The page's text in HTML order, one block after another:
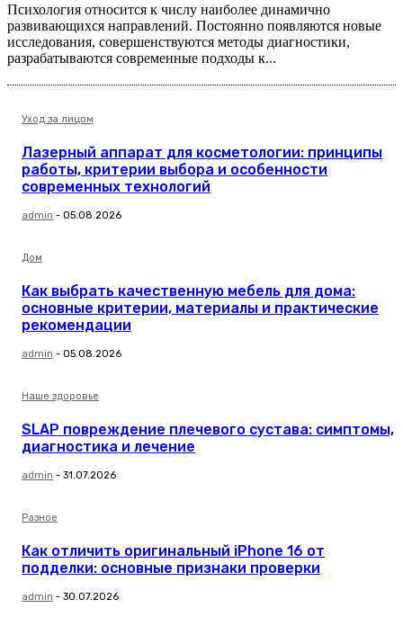
Психология относится к числу наиболее динамично
развивающихся направлений. Постоянно появляются новые
исследования, совершенствуются методы диагностики,
разрабатываются современные подходы к...
Уход за лицом
Лазерный аппарат для косметологии: принципы
работы, критерии выбора и особенности
современных технологий
admin - 05.08.2026
Дом
Как выбрать качественную мебель для дома:
основные критерии, материалы и практические
рекомендации
admin - 05.08.2026
Наше здоровье
SLAP повреждение плечевого сустава: симптомы,
диагностика и лечение
admin - 31.07.2026
Разное
Как отличить оригинальный iPhone 16 от
подделки: основные признаки проверки
admin - 30.07.2026